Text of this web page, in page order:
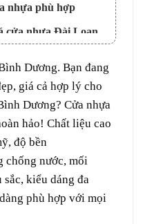
nhựa phù hợp
cửa nhựa Đài Loan
Dương. Bạn đang
giá cả hợp lý cho
Dương? Cửa nhựa
hảo! Chất liệu cao
độ bền
chống nước, mối
kiểu dáng đa
phù hợp với mọi